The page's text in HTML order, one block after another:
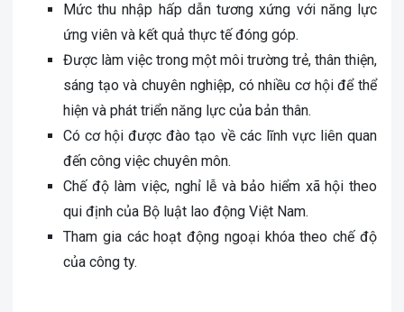
Mức thu nhập hấp dẫn tương xứng với năng lực
ứng viên và kết quả thực tế đóng góp.
Được làm việc trong một môi trường trẻ, thân thiện,
sáng tạo và chuyên nghiệp, có nhiều cơ hội để thể
hiện và phát triển năng lực của bản thân.
Có cơ hội được đào tạo về các lĩnh vực liên quan
đến công việc chuyên môn.
Chế độ làm việc, nghỉ lễ và bảo hiểm xã hội theo
qui định của Bộ luật lao động Việt Nam.
Tham gia các hoạt động ngoại khóa theo chế độ
của công ty.